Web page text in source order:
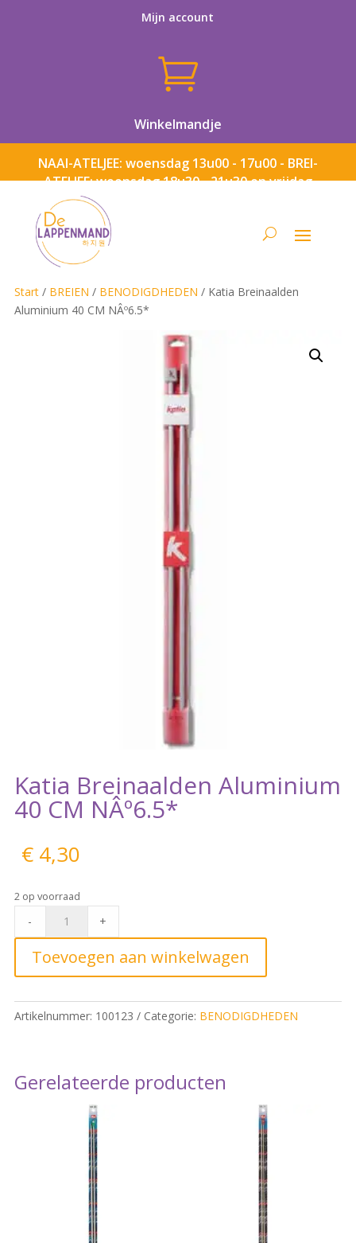
Mijn account

Winkelmandje
NAAI-ATELJEE: woensdag 13u00 - 17u00 - BREI-
ATELJEE: woensdag 18u30 - 21u30 en vrijdag
Start/ BREIEN / BENODIGDHEDEN / Katia Breinaalden
Aluminium 40 CM NÂº6.5*
Katia Breinaalden Aluminium
40 CM NÂº6.5*
€4,30
2 op voorraad
Aluminium
NÂº6.5*
quantity
- +
Toevoegen aan winkelwagen
Artikelnummer: 100123 Categorie: BENODIGDHEDEN
Gerelateerde producten